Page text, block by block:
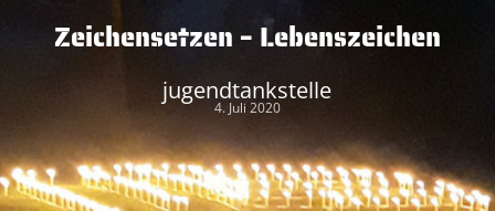
Zeichensetzen – Lebenszeichen
jugendtankstelle
4. Juli 2020